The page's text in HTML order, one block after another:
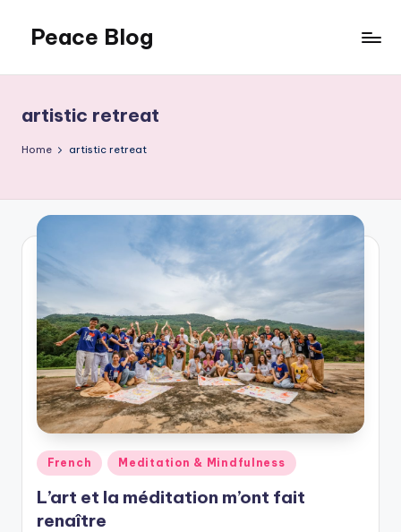
content
Peace Blog
Peace
Like
This
artistic retreat
Home artistic retreat
Posted
in
French Meditation & Mindfulness
L’art et la méditation m’ont fait
renaître